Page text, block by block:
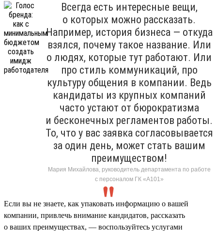
Всегда есть интересные вещи,
о которых можно рассказать.
Например, история бизнеса — откуда
взялся, почему такое название. Или
о людях, которые тут работают. Или
про стиль коммуникаций, про
культуру общения в компании. Ведь
кандидаты из крупных компаний
часто устают от бюрократизма
и бесконечных регламентов работы.
То, что у вас заявка согласовывается
за один день, может стать вашим
преимуществом!
Мария Михайлова, руководитель департамента по работе
с персоналом ГК «А101»
Если вы не знаете, как упаковать информацию о вашей
компании, привлечь внимание кандидатов, рассказать
о ваших преимуществах, — воспользуйтесь услугами